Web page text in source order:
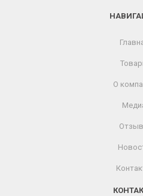
О